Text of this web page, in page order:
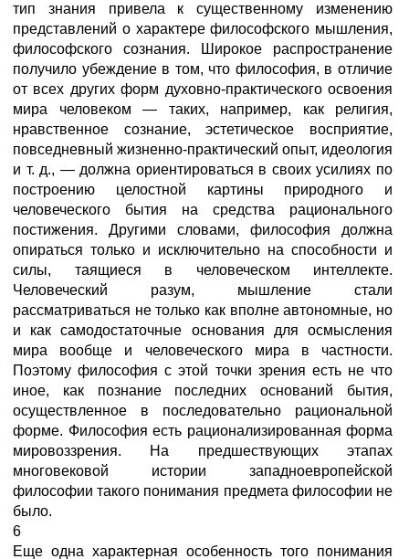
тип знания привела к существенному изменению
представлений о характере философского мышления,
философского сознания. Широкое распространение
получило убеждение в том, что философия, в отличие
от всех других форм духовно-практического освоения
мира человеком — таких, например, как религия,
нравственное сознание, эстетическое восприятие,
повседневный жизненно-практический опыт, идеология
и т. д., — должна ориентироваться в своих усилиях по
построению целостной картины природного и
человеческого бытия на средства рационального
постижения. Другими словами, философия должна
опираться только и исключительно на способности и
силы, таящиеся в человеческом интеллекте.
Человеческий разум, мышление стали
рассматриваться не только как вполне автономные, но
и как самодостаточные основания для осмысления
мира вообще и человеческого мира в частности.
Поэтому философия с этой точки зрения есть не что
иное, как познание последних оснований бытия,
осуществленное в последовательно рациональной
форме. Философия есть рационализированная форма
мировоззрения. На предшествующих этапах
многовековой истории западноевропейской
философии такого понимания предмета философии не
было.
6
Еще одна характерная особенность того понимания